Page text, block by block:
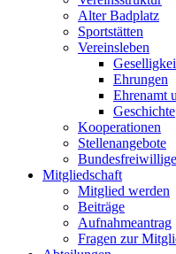
Alter Badplatz
Sportstätten
Vereinsleben
Ehrungen
Ehrenamt
Geschichte
Kooperationen
Stellenangebote
Mitgliedschaft
Mitglied werden
Beiträge
Aufnahmeantrag
Fragen zur